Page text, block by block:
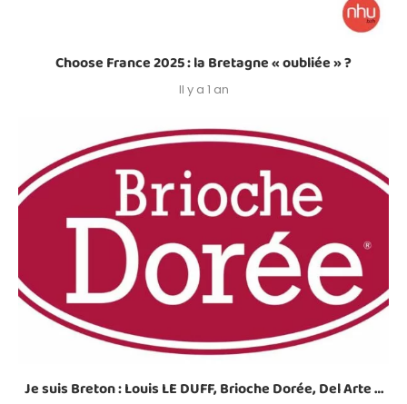
Choose France 2025 : la Bretagne « oubliée » ?
Il y a 1 an
Je suis Breton : Louis LE DUFF, Brioche Dorée, Del Arte …